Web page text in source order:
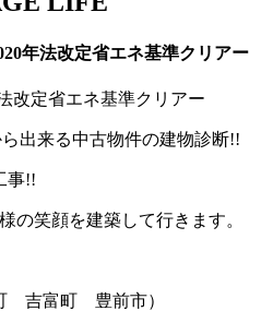
年法改定省エネ基準クリアー
改定省エネ基準クリアー
出来る中古物件の建物診断!!
事!!
の笑顔を建築して行きます。
吉富町 豊前市）